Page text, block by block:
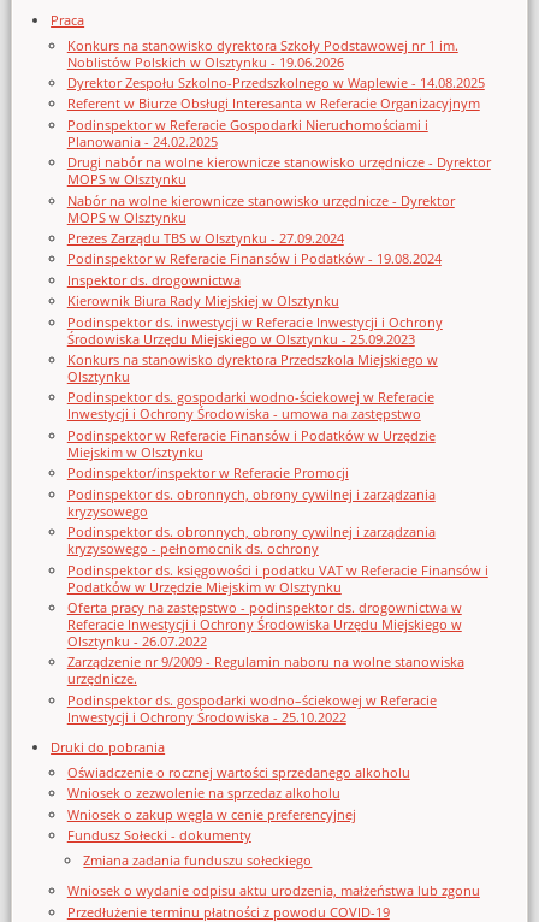
Praca
Konkurs na stanowisko dyrektora Szkoły Podstawowej nr 1 im.
Noblistów Polskich w Olsztynku - 19.06.2026
Dyrektor Zespołu Szkolno-Przedszkolnego w Waplewie - 14.08.2025
Referent w Biurze Obsługi Interesanta w Referacie Organizacyjnym
Podinspektor w Referacie Gospodarki Nieruchomościami i
Planowania - 24.02.2025
Drugi nabór na wolne kierownicze stanowisko urzędnicze - Dyrektor
MOPS w Olsztynku
Nabór na wolne kierownicze stanowisko urzędnicze - Dyrektor
MOPS w Olsztynku
Prezes Zarządu TBS w Olsztynku - 27.09.2024
Podinspektor w Referacie Finansów i Podatków - 19.08.2024
Inspektor ds. drogownictwa
Kierownik Biura Rady Miejskiej w Olsztynku
Podinspektor ds. inwestycji w Referacie Inwestycji i Ochrony
Środowiska Urzędu Miejskiego w Olsztynku - 25.09.2023
Konkurs na stanowisko dyrektora Przedszkola Miejskiego w
Olsztynku
Podinspektor ds. gospodarki wodno-ściekowej w Referacie
Inwestycji i Ochrony Środowiska - umowa na zastępstwo
Podinspektor w Referacie Finansów i Podatków w Urzędzie
Miejskim w Olsztynku
Podinspektor/inspektor w Referacie Promocji
Podinspektor ds. obronnych, obrony cywilnej i zarządzania
kryzysowego
Podinspektor ds. obronnych, obrony cywilnej i zarządzania
kryzysowego - pełnomocnik ds. ochrony
Podinspektor ds. księgowości i podatku VAT w Referacie Finansów i
Podatków w Urzędzie Miejskim w Olsztynku
Oferta pracy na zastępstwo - podinspektor ds. drogownictwa w
Referacie Inwestycji i Ochrony Środowiska Urzędu Miejskiego w
Olsztynku - 26.07.2022
Zarządzenie nr 9/2009 - Regulamin naboru na wolne stanowiska
urzędnicze.
Podinspektor ds. gospodarki wodno–ściekowej w Referacie
Inwestycji i Ochrony Środowiska - 25.10.2022
Druki do pobrania
Oświadczenie o rocznej wartości sprzedanego alkoholu
Wniosek o zezwolenie na sprzedaz alkoholu
Wniosek o zakup węgla w cenie preferencyjnej
Fundusz Sołecki - dokumenty
Zmiana zadania funduszu sołeckiego
Wniosek o wydanie odpisu aktu urodzenia, małżeństwa lub zgonu
Przedłużenie terminu płatności z powodu COVID-19